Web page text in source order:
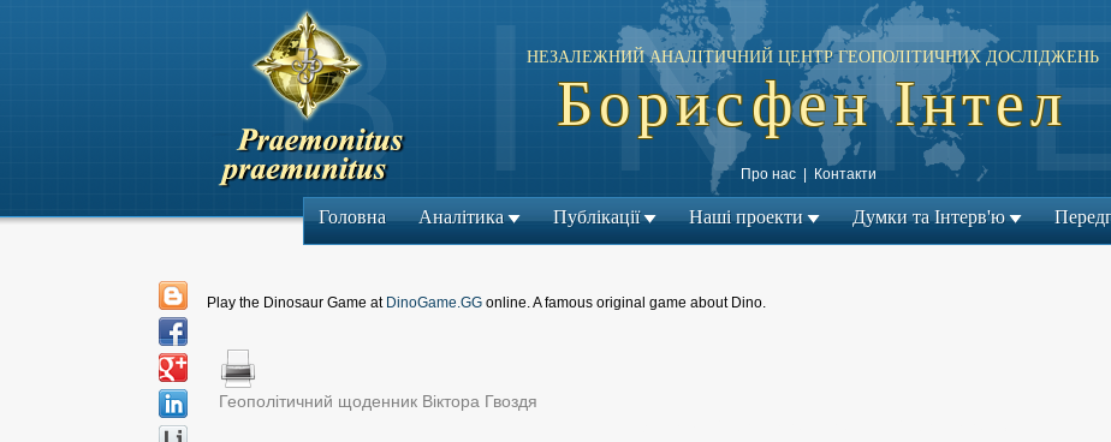
НЕЗАЛЕЖНИЙ АНАЛІТИЧНИЙ ЦЕНТР ГЕОПОЛІТИЧНИХ ДОСЛІДЖЕНЬ
Борисфен Інтел
Про нас| Контакти
Головна Аналітика Публікації Наші проекти Думки та Інтерв'ю
Play the Dinosaur Game at DinoGame.GG online. A famous original game about Dino.
Геополітичний щоденник Віктора Гвоздя